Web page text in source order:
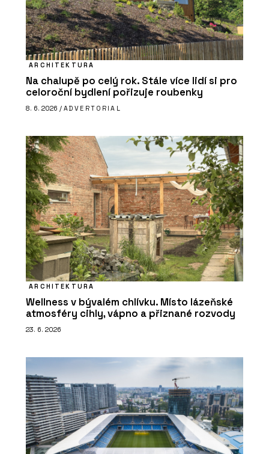
ARCHITEKTURA
Na chalupě po celý rok. Stále více lidí si pro
celoroční bydlení pořizuje roubenky
8. 6. 2026 / ADVERTORIAL
ARCHITEKTURA
Wellness v bývalém chlívku. Místo lázeňské
atmosféry cihly, vápno a přiznané rozvody
23. 6. 2026